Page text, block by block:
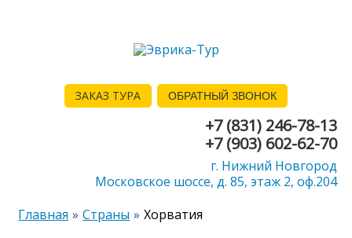
ЗАКАЗ ТУРА ОБРАТНЫЙ ЗВОНОК
+7 (831) 246-78-13
+7 (903) 602-62-70
г. Нижний Новгород
Московское шоссе, д. 85, этаж 2, оф.204
Главная
Страны Хорватия